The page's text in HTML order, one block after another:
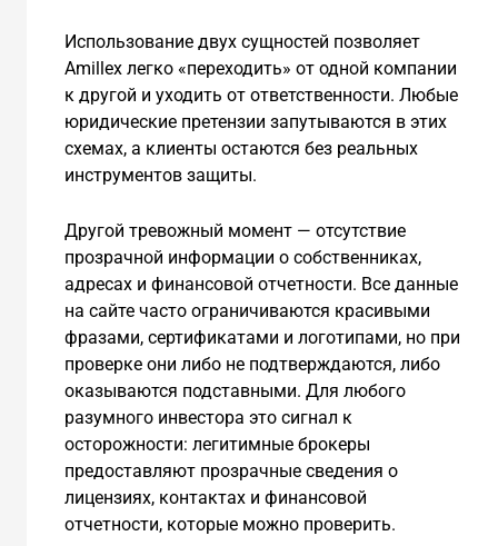
Использование двух сущностей позволяет
Amillex легко «переходить» от одной компании
к другой и уходить от ответственности. Любые
юридические претензии запутываются в этих
схемах, а клиенты остаются без реальных
инструментов защиты.
Другой тревожный момент — отсутствие
прозрачной информации о собственниках,
адресах и финансовой отчетности. Все данные
на сайте часто ограничиваются красивыми
фразами, сертификатами и логотипами, но при
проверке они либо не подтверждаются, либо
оказываются подставными. Для любого
разумного инвестора это сигнал к
осторожности: легитимные брокеры
предоставляют прозрачные сведения о
лицензиях, контактах и финансовой
отчетности, которые можно проверить.